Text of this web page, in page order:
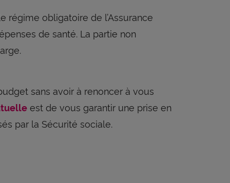
régime obligatoire de l’Assurance
de santé. La partie non
sans avoir à renoncer à vous
est de vous garantir une prise en
par la Sécurité sociale.